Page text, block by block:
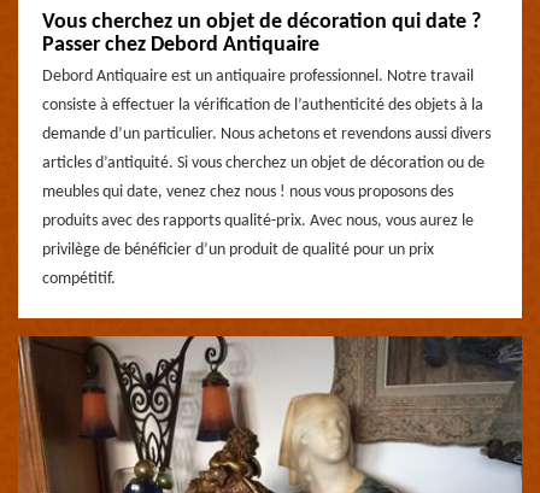
Vous cherchez un objet de décoration qui date ?
Passer chez Debord Antiquaire
Debord Antiquaire est un antiquaire professionnel. Notre travail
consiste à effectuer la vérification de l’authenticité des objets à la
demande d’un particulier. Nous achetons et revendons aussi divers
articles d’antiquité. Si vous cherchez un objet de décoration ou de
meubles qui date, venez chez nous ! nous vous proposons des
produits avec des rapports qualité-prix. Avec nous, vous aurez le
privilège de bénéficier d’un produit de qualité pour un prix
compétitif.